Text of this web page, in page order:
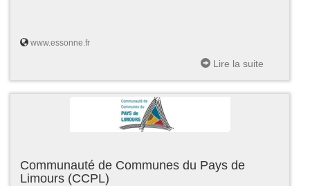
www.essonne.fr
Lire la suite
Communauté de Communes du Pays de
Limours (CCPL)